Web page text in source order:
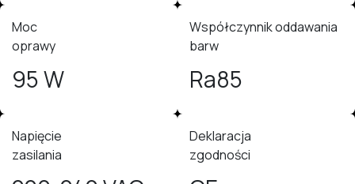
Moc
oprawy
95 W
Współczynnik oddawania
barw
Ra85
Napięcie
zasilania
Deklaracja
zgodności